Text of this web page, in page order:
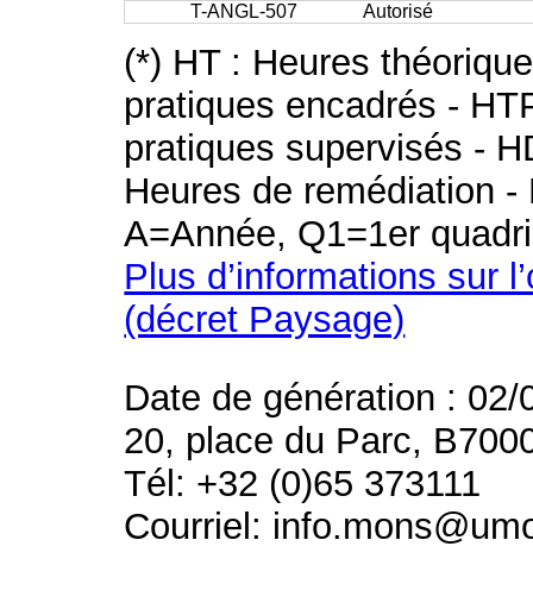
T-ANGL-507
Autorisé
(*) HT : Heures
pratiques encadrés -
pratiques supervisés -
Heures de remédiation
A=Année, Q1=1er
Plus d’informations sur
(décret Paysage)
Date de génération : 02/
20, place du Parc,
Tél: +32 (0)65 373111
Courriel: